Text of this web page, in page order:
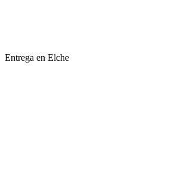
Entrega en Elche